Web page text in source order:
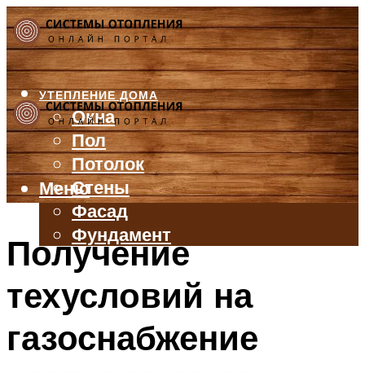
УТЕПЛЕНИЕ ДОМА
Окна
Пол
Потолок
Стены
Фасад
Фундамент
БАЛКОН И ЛОДЖИЯ
ВЕНТИЛЯЦИЯ
ТРУБЫ
Меню
Получение
техусловий на
газоснабжение